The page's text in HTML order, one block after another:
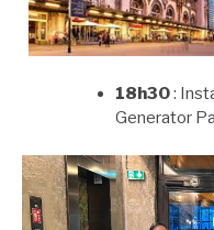
18h30:
Generator